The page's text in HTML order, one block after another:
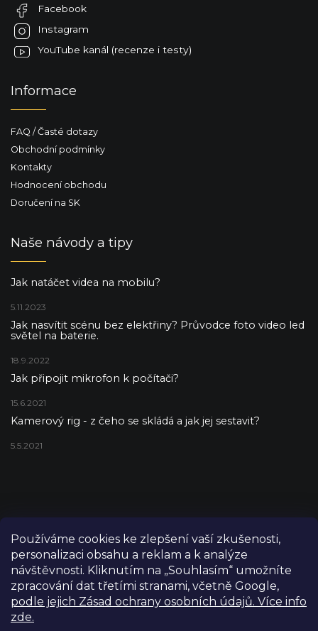
Používáme cookies ke zlepšení vaší zkušenosti,
personalizaci obsahu a reklam a k analýze
návštěvnosti. Kliknutím na „Souhlasím“ umožníte
zpracování dat třetími stranami, včetně Google,
podle jejich Zásad ochrany osobních údajů. Více info
zde.
Facebook
Instagram
YouTube kanál (recenze i testy)
Informace
FAQ / Časté dotazy
Obchodní podmínky
Kontakty
Hodnocení obchodu
Doručení na SK
Naše návody a tipy
Jak natáčet videa na mobilu?
5.11.2023
Jak nasvítit scénu bez elektřiny? Průvodce foto video led
světel na baterie.
18.9.2022
Jak připojit mikrofon k počítači?
15.6.2021
Kamerový rig - z čeho se skládá a jak jej sestavit?
5.5.2021